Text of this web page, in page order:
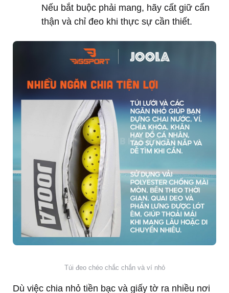
Nếu bắt buộc phải mang, hãy cất giữ cẩn
thận và chỉ đeo khi thực sự cần thiết.
Túi đeo chéo chắc chắn và ví nhỏ
Dù việc chia nhỏ tiền bạc và giấy tờ ra nhiều nơi